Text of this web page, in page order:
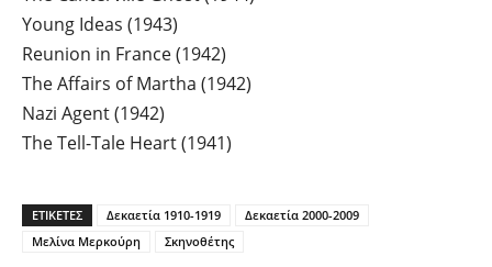
Young Ideas (1943)
Reunion in France (1942)
The Affairs of Martha (1942)
Nazi Agent (1942)
The Tell-Tale Heart (1941)
ΕΤΙΚΕΤΕΣ Δεκαετία 1910-1919
Δεκαετία 2000-2009
Μελίνα Μερκούρη
Σκηνοθέτης